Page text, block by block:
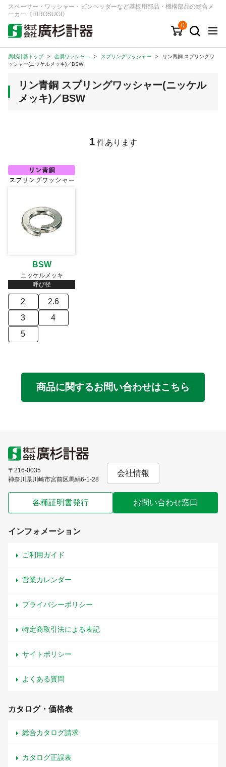
スペーサー・ワッシャー・ピンヘッダーなど基板用部品・機構部品の総合メ
ーカー《HIROSUGI》
0
キーワード 品番/シリーズ
商品カテゴリから探す
ジャンルから探す
注文・見積りについて
ご利用ガイド
会社情報
廣杉計器トップ > 金属ワッシャ― > スプリングワッシャー >
リン青銅 スプリングワ
ッシャー(ニッケルメッキ)／BSW
リン青銅 スプリングワッシャー(ニッケル
メッキ)／BSW
1 件あります
BSW
ニッケルメッキ
呼び径
2
2.6
3
4
5
商品に関するお問い合わせはこちら
〒216-0035
神奈川県川崎市宮前区馬絹6-1-28
会社情報
各種証明書発行 お問い合わせ窓口
インフォメーション
ご利用ガイド
営業カレンダー
プライバシーポリシー
特定商取引法による表記
サイトポリシー
よくある質問
カタログ・価格表
総合カタログ請求
カタログ正誤表